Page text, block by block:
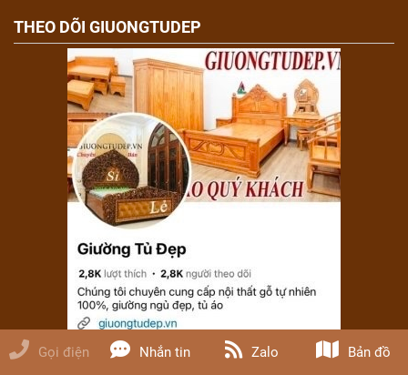
THEO DÕI GIUONGTUDEP
Gọi điện Nhắn tin Zalo Bản đồ